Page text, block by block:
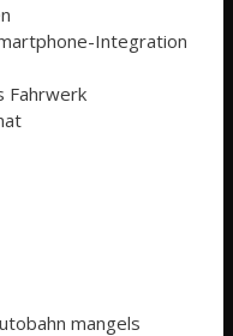
Integration
Fahrwerk
mangels